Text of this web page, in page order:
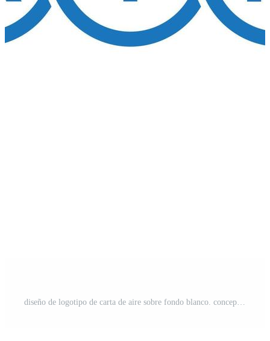
diseño de logotipo de carta de aire sobre fondo blanco. concepto de logotipo de letra de iniciales creativas de aire. diseño de carta de aire. Vector Pro